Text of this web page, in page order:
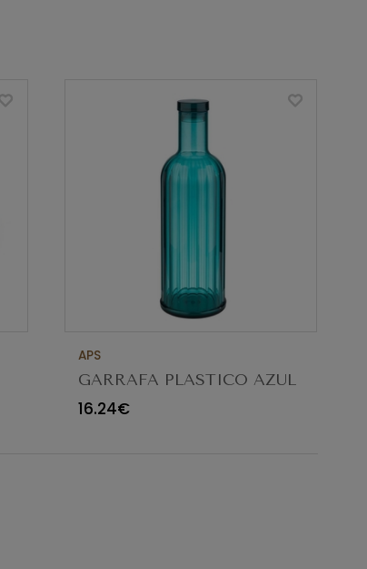
APS
GARRAFA PLASTICO AZUL
C/TAMPA 1LT
16.24€